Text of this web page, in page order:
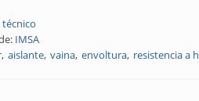
IMSA
aislante vaina envoltura resistencia a